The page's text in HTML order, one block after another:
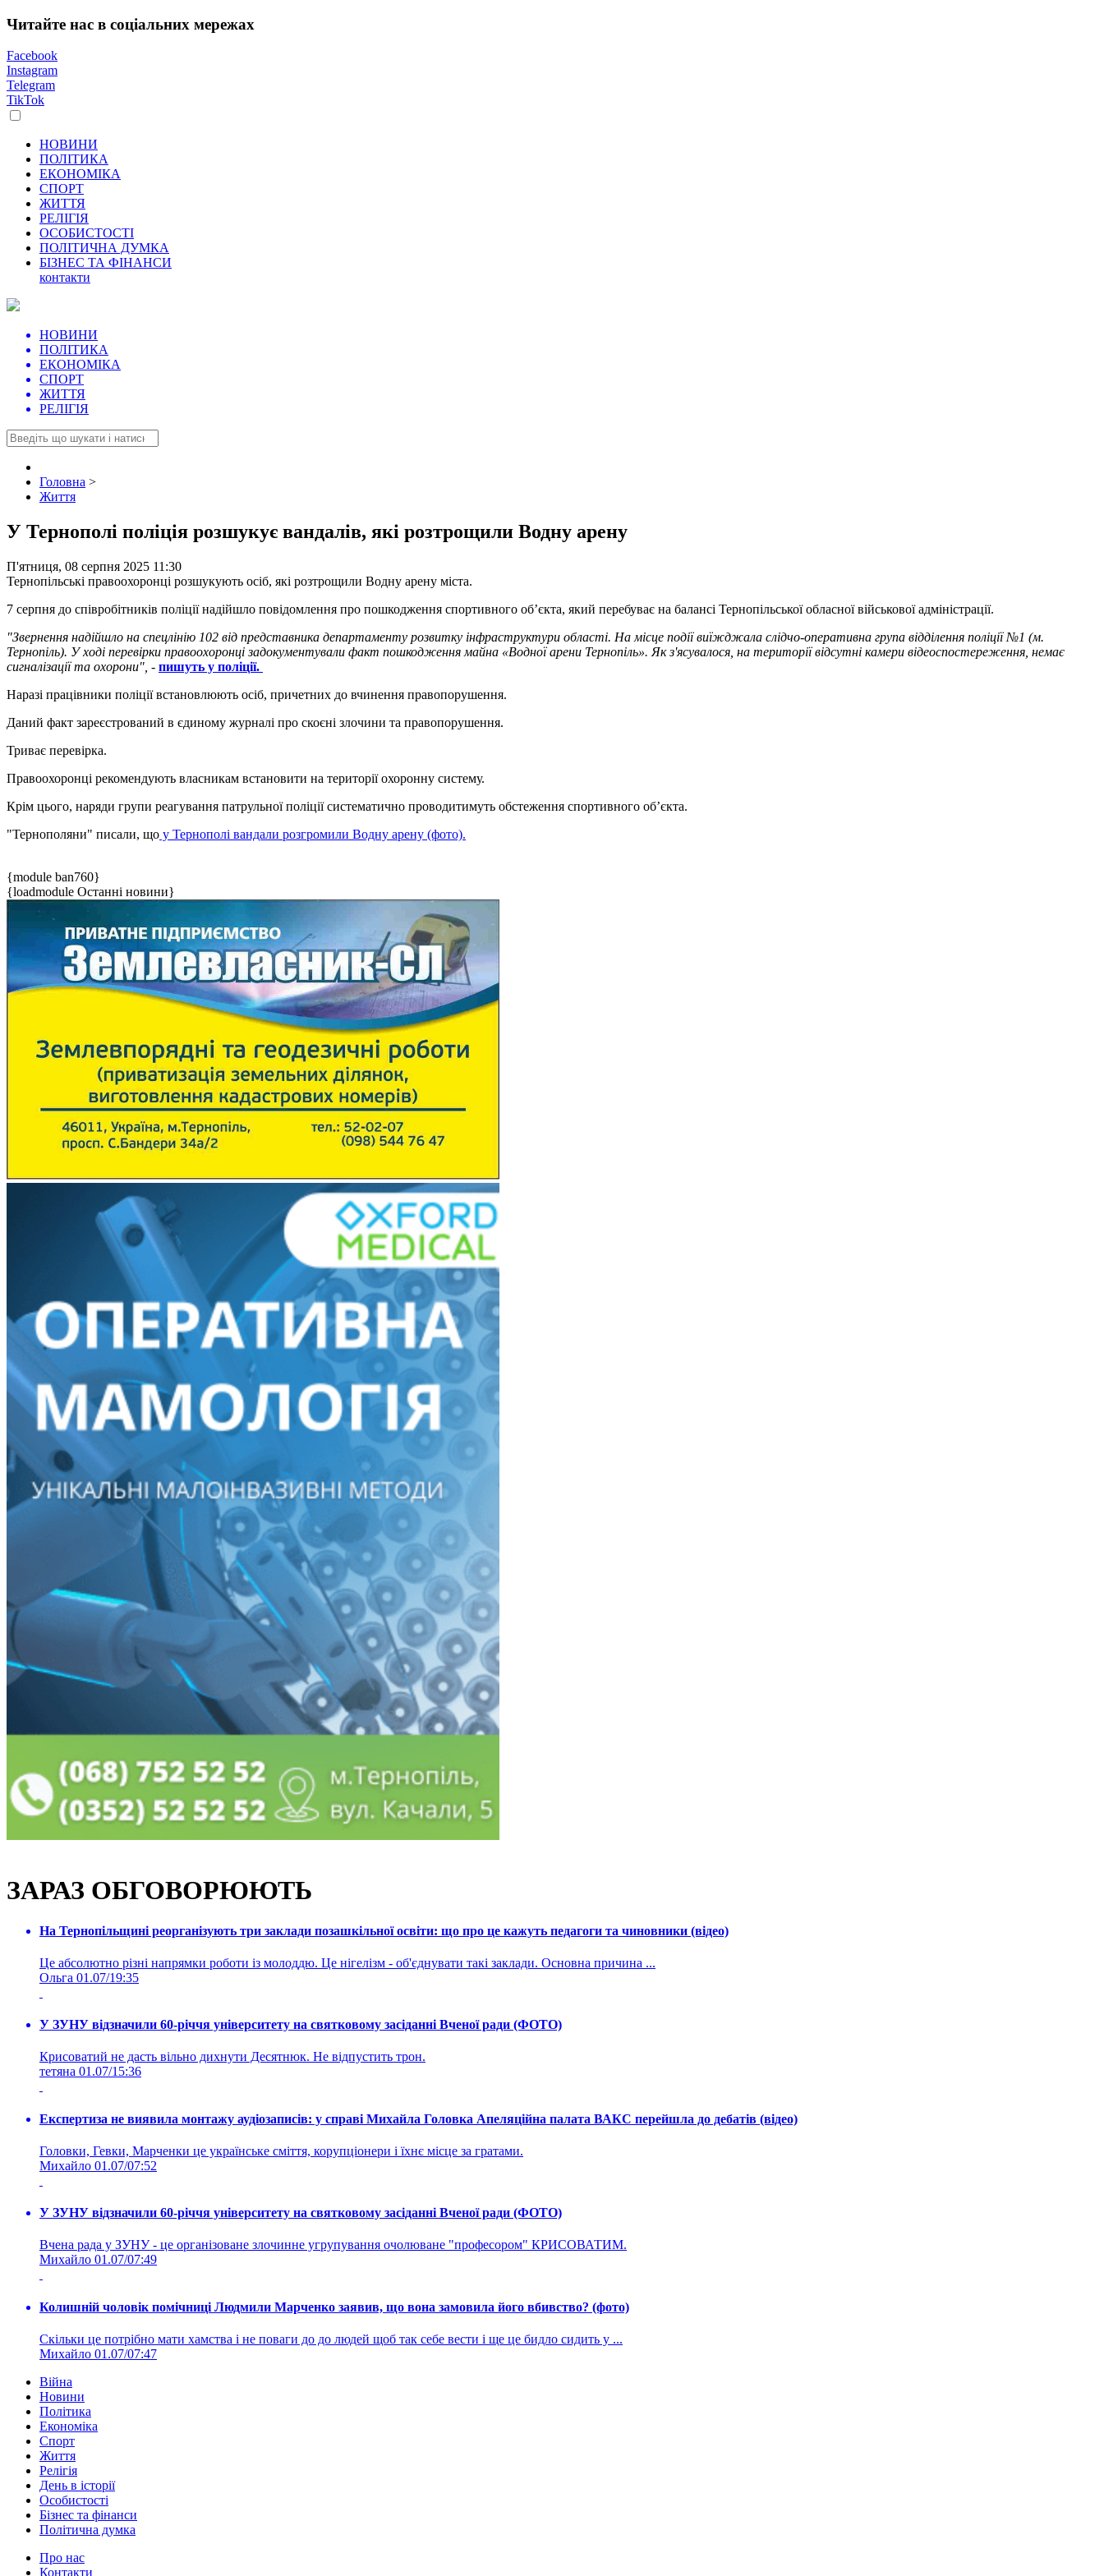
Читайте нас в соціальних мережах
Facebook
Instagram
Telegram
TikTok
НОВИНИ
ПОЛІТИКА
ЕКОНОМІКА
СПОРТ
ЖИТТЯ
РЕЛІГІЯ
ОСОБИСТОСТІ
ПОЛІТИЧНА ДУМКА
БІЗНЕС ТА ФІНАНСИ
контакти
НОВИНИ
ПОЛІТИКА
ЕКОНОМІКА
СПОРТ
ЖИТТЯ
РЕЛІГІЯ
Головна >
Життя
У Тернополі поліція розшукує вандалів, які розтрощили Водну арену
П'ятниця, 08 серпня 2025 11:30
Тернопільські правоохоронці розшукують осіб, які розтрощили Водну арену міста.
7 серпня до співробітників поліції надійшло повідомлення про пошкодження спортивного об’єкта, який перебуває на балансі Тернопільської обласної військової адміністрації.
"Звернення надійшло на спецлінію 102 від представника департаменту розвитку інфраструктури області. На місце події виїжджала слідчо-оперативна група відділення поліції №1 (м.
Тернопіль). У ході перевірки правоохоронці задокументували факт пошкодження майна «Водної арени Тернопіль». Як з'ясувалося, на території відсутні камери відеоспостереження, немає
сигналізації та охорони", - пишуть у поліції.
Наразі працівники поліції встановлюють осіб, причетних до вчинення правопорушення.
Даний факт зареєстрований в єдиному журналі про скоєні злочини та правопорушення.
Триває перевірка.
Правоохоронці рекомендують власникам встановити на території охоронну систему.
Крім цього, наряди групи реагування патрульної поліції систематично проводитимуть обстеження спортивного об’єкта.
"Тернополяни" писали, що у Тернополі вандали розгромили Водну арену (фото).
{module ban760}
{loadmodule Останні новини}
ЗАРАЗ ОБГОВОРЮЮТЬ
На Тернопільщині реорганізують три заклади позашкільної освіти: що про це кажуть педагоги та чиновники (відео)
Це абсолютно різні напрямки роботи із молоддю. Це нігелізм - об'єднувати такі заклади. Основна причина ...
Ольга 01.07/19:35
У ЗУНУ відзначили 60-річчя університету на святковому засіданні Вченої ради (ФОТО)
Крисоватий не дасть вільно дихнути Десятнюк. Не відпустить трон.
тетяна 01.07/15:36
Експертиза не виявила монтажу аудіозаписів: у справі Михайла Головка Апеляційна палата ВАКС перейшла до дебатів (відео)
Головки, Гевки, Марченки це українське сміття, корупціонери і їхнє місце за гратами.
Михайло 01.07/07:52
У ЗУНУ відзначили 60-річчя університету на святковому засіданні Вченої ради (ФОТО)
Вчена рада у ЗУНУ - це організоване злочинне угрупування очолюване "професором" КРИСОВАТИМ.
Михайло 01.07/07:49
Колишній чоловік помічниці Людмили Марченко заявив, що вона замовила його вбивство? (фото)
Скільки це потрібно мати хамства і не поваги до до людей щоб так себе вести і ще це бидло сидить у ...
Михайло 01.07/07:47
Війна
Новини
Політика
Економіка
Спорт
Життя
Релігія
День в історії
Особистості
Бізнес та фінанси
Політична думка
Про нас
Контакти